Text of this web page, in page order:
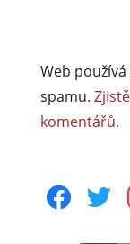
Web
spamu.
komentářů.
facebooktwitter